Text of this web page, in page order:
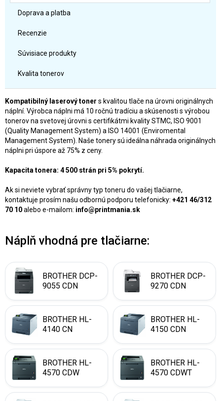
Doprava a platba
Recenzie
Súvisiace produkty
Kvalita tonerov
Kompatibilný laserový toner s kvalitou tlače na úrovni originálnych
náplní. Výrobca náplni má 10 ročnú tradíciu a skúsenosti s výrobou
tonerov na svetovej úrovni s certifikátmi kvality STMC, ISO 9001
(Quality Management System) a ISO 14001 (Enviromental
Management System). Naše tonery sú ideálna náhrada originálnych
náplni pri úspore až 75% z ceny.
Kapacita tonera: 4 500 strán pri 5% pokrytí.
Ak si neviete vybrať správny typ toneru do vašej tlačiarne,
kontaktuje prosím našu odbornú podporu telefonicky: +421 46/312
70 10alebo e-mailom: info@printmania.sk
Náplň vhodná pre tlačiarne:
BROTHER DCP-
9055 CDN
BROTHER DCP-
9270 CDN
BROTHER HL-
4140 CN
BROTHER HL-
4150 CDN
BROTHER HL-
4570 CDW
BROTHER HL-
4570 CDWT